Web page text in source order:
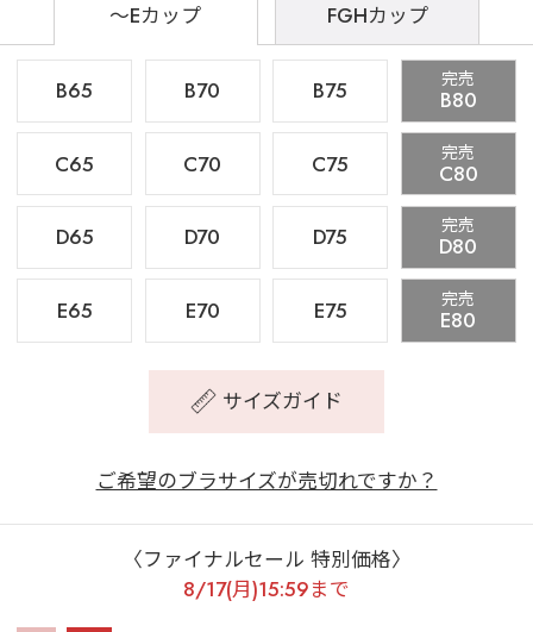
～Eカップ
FGHカップ
B65 B70 B75 完売
B80
C65 C70 C75 完売
C80
D65 D70 D75 完売
D80
E65 E70 E75 完売
E80
サイズガイド
ご希望のブラサイズが売切れですか？
〈ファイナルセール 特別価格〉
8/17(月)15:59まで